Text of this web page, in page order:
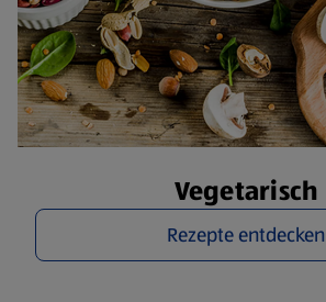
Vegetarisch
Rezepte entdecken